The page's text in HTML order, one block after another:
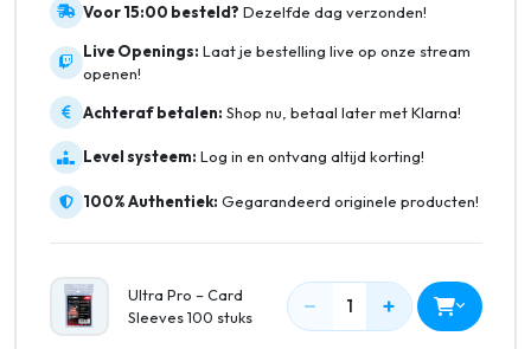
Voor 15:00 besteld? Dezelfde dag verzonden!
Live Openings: Laat je bestelling live op onze stream
openen!
Achteraf betalen: Shop nu, betaal later met Klarna!
Level systeem: Log in en ontvang altijd korting!
100% Authentiek: Gegarandeerd originele producten!
Ultra Pro – Card
Sleeves 100 stuks
− 1 +